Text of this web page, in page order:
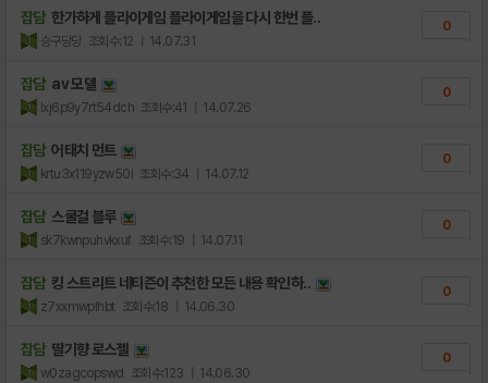
잡담 한가하게 플라이게임 플라이게임을 다시 한번 플..
승구당당 조회수:12 | 14.07.31
0
잡담 av 모델
lxj6p9y7rt54dch 조회수:41 | 14.07.26
0
잡담 어태치 먼트
krtu3x119yzw50i 조회수:34 | 14.07.12
0
잡담 스쿨걸 블루
sk7kwnpuhvkxuf 조회수:19 | 14.07.11
0
잡담 킹 스트리트 네티즌이 추천한 모든 내용 확인하..
z7xxmwplhbt 조회수:18 | 14.06.30
0
잡담 딸기향 로스젤
w0zagcopswd 조회수:123 | 14.06.30
0